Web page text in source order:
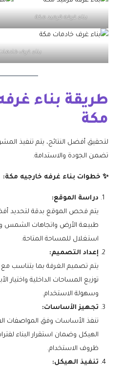
بناء غرفه قرميد مكة
بناء غرف
طريقة بناء
مكة
لتحقيق أفضل النتائج، يتم تنفيذ
تضمن الجودة والاستدامة.
✨ خطوات بناء غرفه خارجيه مكة:
دراسة الموقع:
يتم فحص الموقع بدقة لتحديد
طبيعة الأرض واتجاهات الشمس
استغلال للمساحة المتاحة.
إعداد التصميم:
يتم تصميم الغرفة بما يتناسب مع
توزيع المساحات الداخلية واختيار
وسهولة الاستخدام.
تجهيز الأساسات:
تنفذ الأساسات وفق المواصفات
الهيكل وضمان استقرار البناء
ظروف الاستخدام.
تنفيذ الهيكل: